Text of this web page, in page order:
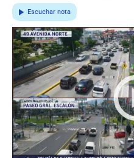
Escuchar nota